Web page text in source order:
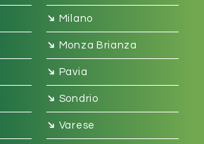
➔ Milano
➔ Monza Brianza
➔ Pavia
➔ Sondrio
➔ Varese